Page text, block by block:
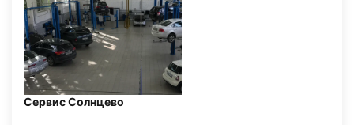
Сервис Солнцево